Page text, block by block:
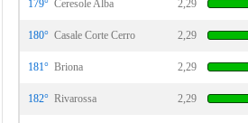
179° Ceresole Alba 2,29
180° Casale Corte Cerro 2,29
181° Briona 2,29
182° Rivarossa 2,29